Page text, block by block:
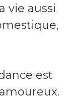
vie aussi
est